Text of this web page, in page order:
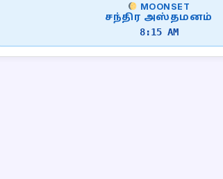
MOONSET
சந்திர அஸ்தமனம்
8:15 AM